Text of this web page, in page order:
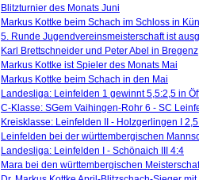
Blitzturnier des Monats Juni
Markus Kottke beim Schach im Schloss in
5. Runde Jugendvereinsmeisterschaft ist
Karl Brettschneider und Peter Abel in Bregenz
Markus Kottke ist Spieler des Monats Mai
Markus Kottke beim Schach in den Mai
Landesliga: Leinfelden 1 gewinnt 5,5:2,5 in
C-Klasse: SGem Vaihingen-Rohr 6 - SC
Kreisklasse: Leinfelden II - Holzgerlingen I
Leinfelden bei der württembergischen
Landesliga: Leinfelden I - Schönaich III 4:4
Mara bei den württembergischen